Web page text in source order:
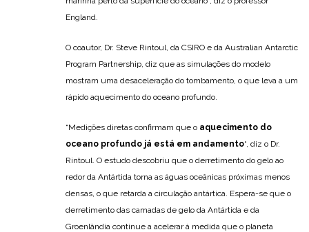
England.
O coautor, Dr. Steve Rintoul, da CSIRO e da Australian Antarctic
Program Partnership, diz que as simulações do modelo
mostram uma desaceleração do tombamento, o que leva a um
rápido aquecimento do oceano profundo.
“Medições diretas confirmam que o aquecimento do
oceano profundo já está em andamento“, diz o Dr.
Rintoul. O estudo descobriu que o derretimento do gelo ao
redor da Antártida torna as águas oceânicas próximas menos
densas, o que retarda a circulação antártica. Espera-se que o
derretimento das camadas de gelo da Antártida e da
Groenlândia continue a acelerar à medida que o planeta